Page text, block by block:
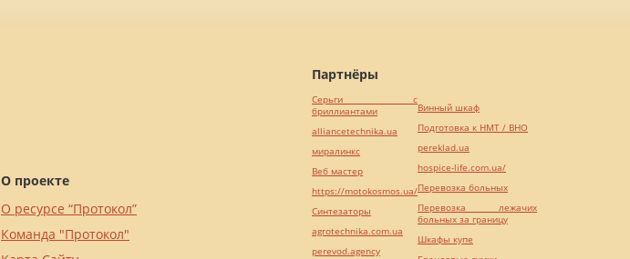
О проекте
О ресурсе “Протокол”
Команда "Протокол"
Партнёры
Серьги с
бриллиантами
alliancetechnika.ua
миралинкс
Веб мастер
https://motokosmos.ua/
Синтезаторы
agrotechnika.com.ua
perevod.agency
Винный шкаф
Подготовка к НМТ / ВНО
pereklad.ua
hospice-life.com.ua/
Перевозка больных
Перевозка лежачих
больных за границу
Шкафы купе